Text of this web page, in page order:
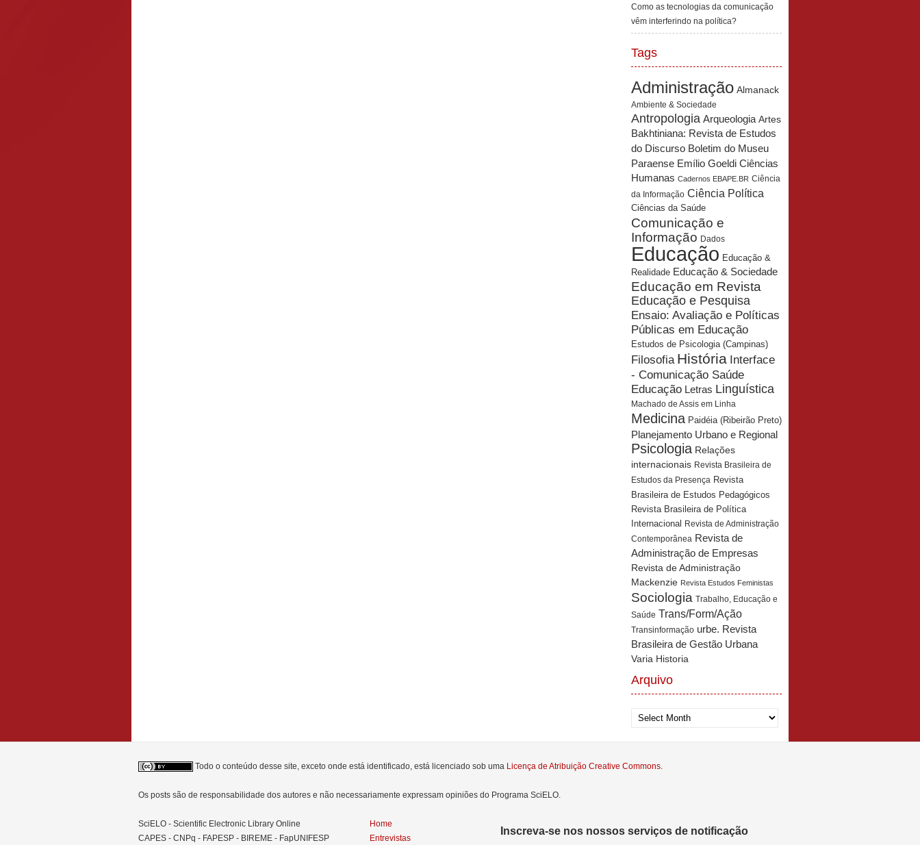
Como as tecnologias da comunicação
vêm interferindo na política?
Tags
Administração Almanack
Ambiente & Sociedade
Antropologia Arqueologia Artes
Bakhtiniana: Revista de Estudos
do Discurso Boletim do Museu
Paraense Emílio Goeldi Ciências
Humanas Cadernos EBAPE.BR Ciência
da Informação Ciência Política
Ciências da Saúde
Comunicação e
Informação Dados
Educação Educação &
Realidade Educação & Sociedade
Educação em Revista
Educação e Pesquisa
Ensaio: Avaliação e Políticas
Públicas em Educação
Estudos de Psicologia (Campinas)
Filosofia História Interface
- Comunicação Saúde
Educação Letras Linguística
Machado de Assis em Linha
Medicina Paidéia (Ribeirão Preto)
Planejamento Urbano e Regional
Psicologia Relações
internacionais Revista Brasileira de
Estudos da Presença Revista
Brasileira de Estudos Pedagógicos
Revista Brasileira de Política
Internacional Revista de Administração
Contemporânea Revista de
Administração de Empresas
Revista de Administração
Mackenzie Revista Estudos Feministas
Sociologia Trabalho, Educação e
Saúde Trans/Form/Ação
Transinformação urbe. Revista
Brasileira de Gestão Urbana
Varia Historia
Arquivo
Arquivo
Todo o conteúdo desse site, exceto onde está identificado, está licenciado sob uma Licença de Atribuição Creative Commons.
Os posts são de responsabilidade dos autores e não necessariamente expressam opiniões do Programa SciELO.
SciELO - Scientific Electronic Library Online
CAPES - CNPq - FAPESP - BIREME - FapUNIFESP
Home
Entrevistas
Inscreva-se nos nossos serviços de notificação